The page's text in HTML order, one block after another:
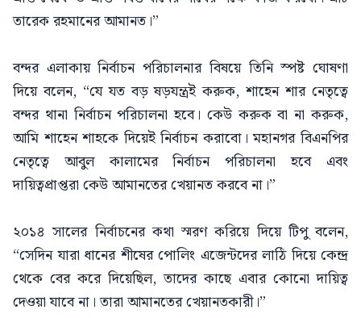
তারেক রহমানের আমানত।”
বন্দর এলাকায় নির্বাচন পরিচালনার বিষয়ে তিনি স্পষ্ট ঘোষণা
দিয়ে বলেন, “যে যত বড় ষড়যন্ত্রই করুক, শাহেন শার নেতৃত্বে
বন্দর থানা নির্বাচন পরিচালনা হবে। কেউ করুক বা না করুক,
আমি শাহেন শাহকে দিয়েই নির্বাচন করাবো। মহানগর বিএনপির
নেতৃত্বে আবুল কালামের নির্বাচন পরিচালনা হবে এবং
দায়িত্বপ্রাপ্তরা কেউ আমানতের খেয়ানত করবে না।”
২০১৪ সালের নির্বাচনের কথা স্মরণ করিয়ে দিয়ে টিপু বলেন,
“সেদিন যারা ধানের শীষের পোলিং এজেন্টদের লাঠি দিয়ে কেন্দ্র
থেকে বের করে দিয়েছিল, তাদের কাছে এবার কোনো দায়িত্ব
দেওয়া যাবে না। তারা আমানতের খেয়ানতকারী।”